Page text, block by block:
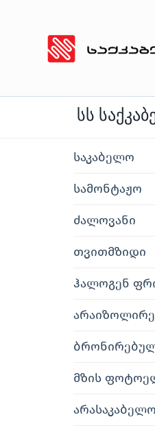
სს
საკაბელო
სამონტაჟო
ძალოვანი
თვითმზიდი
ჰალოგენ
მზის
არასაკაბელო